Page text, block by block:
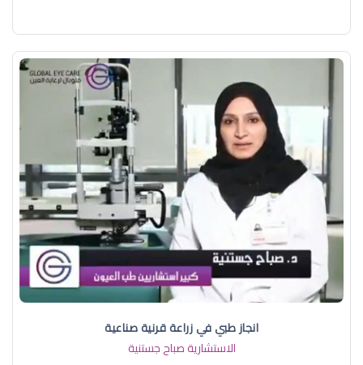
انجاز طبي في زراعة قرنية صناعية
الاستشارية صباح جستنية